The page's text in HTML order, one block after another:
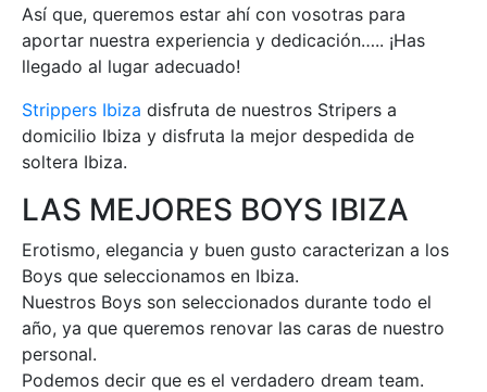
Así que, queremos estar ahí con vosotras para
aportar nuestra experiencia y dedicación….. ¡Has
llegado al lugar adecuado!
Strippers Ibiza disfruta de nuestros Stripers a
domicilio Ibiza y disfruta la mejor despedida de
soltera Ibiza.
LAS MEJORES BOYS IBIZA
Erotismo, elegancia y buen gusto caracterizan a los
Boys que seleccionamos en Ibiza.
Nuestros Boys son seleccionados durante todo el
año, ya que queremos renovar las caras de nuestro
personal.
Podemos decir que es el verdadero dream team.